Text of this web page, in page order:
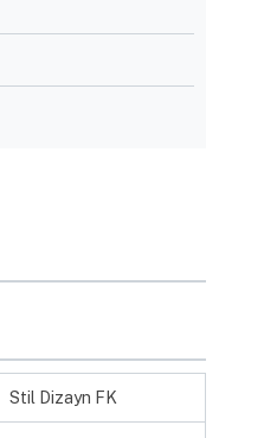
Stil Dizayn FK